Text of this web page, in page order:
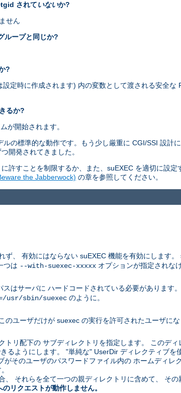
されていないか?
せん
ループと同じか?
?
定時に作成されます) 内の変数として渡される安全な
るか?
が開始されます。
の標準的な動作です。もう少し厳重に CGI/SSI 設計
開発されてきました。
許すことを制限するか、また、suEXEC を適切に設
the Jabberwock) の章を参照してください。
、 有効にはならない suEXEC 機能を有効にします。
つは --with-suexec-xxxxx オプションが指定されな
スはサーバに ハードコードされている必要があります
usr/sbin/suexec のように。
のユーザだけが suexec の実行を許可されたユーザにな
トリ配下の サブディレクトリを指定します。 このデ
るようにします。 "単純な" UserDir ディレクティブ
そのユーザのパスワードファイル内の ホームディレ
それらを全て一つの親ディレクトリに含めて、 そ
リクエストが動作しません。